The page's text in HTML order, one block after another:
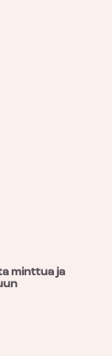
minttua ja